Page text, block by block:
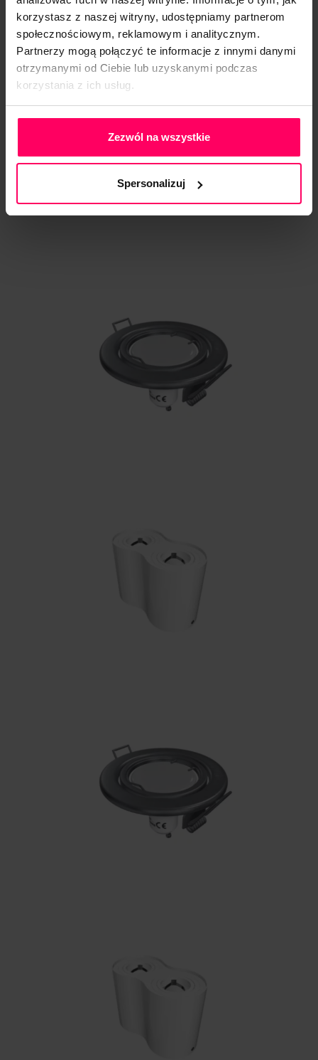
korzystasz z naszej witryny, udostępniamy partnerom
społecznościowym, reklamowym i analitycznym.
Partnerzy mogą połączyć te informacje z innymi danymi
otrzymanymi od Ciebie lub uzyskanymi podczas
korzystania z ich usług.
Polityka Prywatności
Zezwól na wszystkie
Spersonalizuj
Branża motoryzacyjna